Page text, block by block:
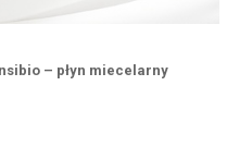
– płyn miecelarny